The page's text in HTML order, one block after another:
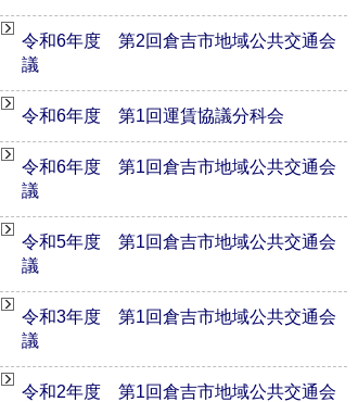
令和6年度 第2回倉吉市地域公共交通会
議
令和6年度 第1回運賃協議分科会
令和6年度 第1回倉吉市地域公共交通会
議
令和5年度 第1回倉吉市地域公共交通会
議
令和3年度 第1回倉吉市地域公共交通会
議
令和2年度 第1回倉吉市地域公共交通会